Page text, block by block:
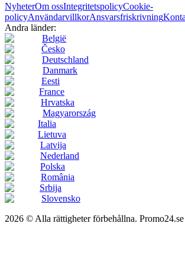
NyheterOm ossIntegritetspolicyCookie-
policyAnvändarvillkorAnsvarsfriskrivning
Andra länder:
België
Česko
Deutschland
Danmark
Eesti
France
Hrvatska
Magyarország
Italia
Lietuva
Latvija
Nederland
Polska
România
Srbija
Slovensko
2026 © Alla rättigheter förbehållna. Promo24.se